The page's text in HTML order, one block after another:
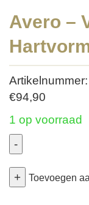
Avero –
€94,90
1 op voorraad
-
+ Toevoegen